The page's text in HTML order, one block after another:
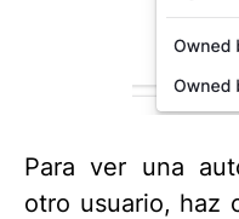
Para ver una
otro usuario, haz